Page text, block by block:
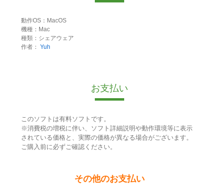
動作OS：MacOS
機種：Mac
種類：シェアウェア
作者： Yuh
お支払い
このソフトは有料ソフトです。
※消費税の増税に伴い、ソフト詳細説明や動作環境等に表示
されている価格と、実際の価格が異なる場合がございます。
ご購入前に必ずご確認ください。
その他のお支払い